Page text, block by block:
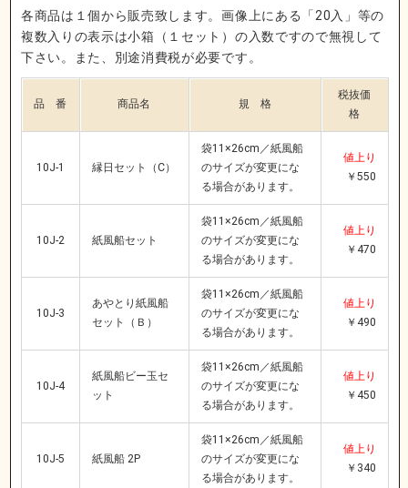
各商品は１個から販売致します。画像上にある「20入」等の
複数入りの表示は小箱（１セット）の入数ですので無視して
下さい。また、別途消費税が必要です。
品 番 商品名 規 格
税抜価
格
10J-1 縁日セット（C）
袋11×26cm／紙風船
のサイズが変更にな
る場合があります。
値上り
￥550
10J-2 紙風船セット
袋11×26cm／紙風船
のサイズが変更にな
る場合があります。
値上り
￥470
10J-3
あやとり紙風船
セット（Ｂ）
袋11×26cm／紙風船
のサイズが変更にな
る場合があります。
値上り
￥490
10J-4
紙風船ビー玉セ
ット
袋11×26cm／紙風船
のサイズが変更にな
る場合があります。
値上り
￥450
10J-5 紙風船 2P
袋11×26cm／紙風船
のサイズが変更にな
る場合があります。
値上り
￥340